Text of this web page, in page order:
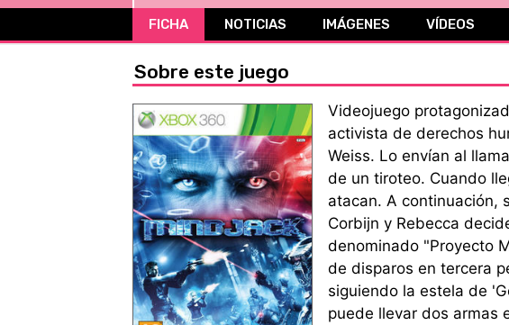
FICHA NOTICIAS IMÁGENES VÍDEOS
Sobre este juego
Videojuego
activista de derechos
Weiss. Lo envían al
de un tiroteo. Cuando
atacan. A continuación,
Corbijn y Rebecca
denominado "Proyecto
de disparos en tercera
siguiendo la estela de
puede llevar dos armas